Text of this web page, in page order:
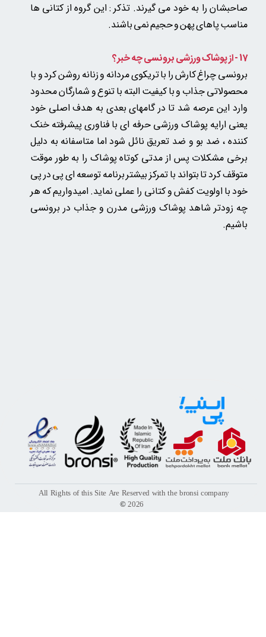
صاحبشان را به خود می گیرند. تذکر : این گروه از کتانی ها
مناسب پاهای پهن و حجیم نمی باشند.
17 - از پوشاک ورزشی برونسی چه خبر؟
برونسی چراغ کارش را با تریکوی مردانه و زنانه روشن کرد و با
محصولاتی جذاب و با کیفیت البته با تنوع و شمارگان محدود
وارد این عرصه شد تا در گامهای بعدی به هدف اصلی خود
یعنی ارایه پوشاک ورزشی حرفه ای با فناوری پیشرفته خنک
کننده ، ضد بو و ضد تعریق نائل شود اما متاسفانه به دلیل
برخی مشکلات پس از مدتی کوتاه پوشاک را به طور موقت
متوقف کرد تا بتواند با تمرکز بیشتر برنامه توسعه ای پی در پی
خود با اولویت کفش و کتانی را عملی نماید. امیدواریم که هر
چه زودتر شاهد پوشاک ورزشی مدرن و جذاب در برونسی
باشیم.
All Rights of this Site Are Reserved with the bronsi company
©